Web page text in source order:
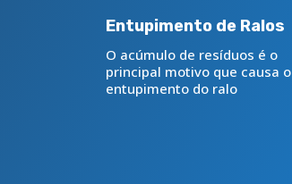
Entupimento de Ralos
O acúmulo de resíduos é o
principal motivo que causa o
entupimento do ralo